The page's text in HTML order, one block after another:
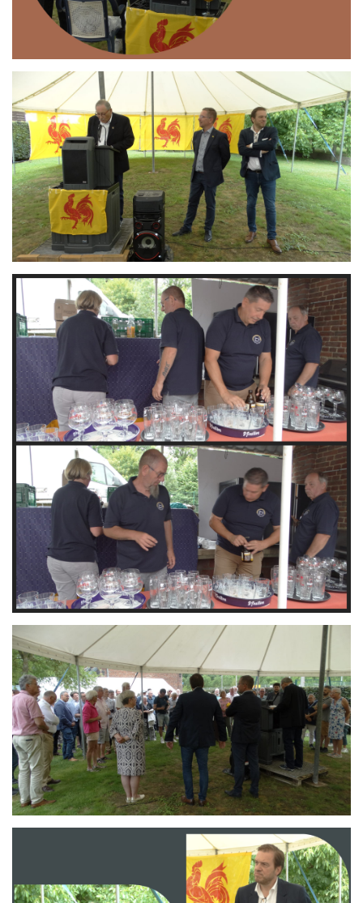
Branding
ARMCHAIR
Branding
ARMCHAIR
Branding
ARMCHAIR